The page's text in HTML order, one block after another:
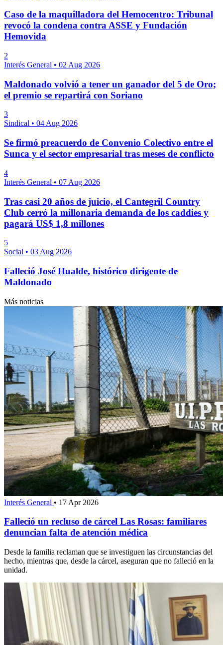
Caso de la maquilladora del Hemocentro: Tribunal
revocó la condena contra ASSE y Fundación
Hemovida
2
Interés General • 02 Aug 2026
Maldonado volvió a tener un ganador del 5 de Oro;
el premio se repartirá con Soriano
3
Sindical • 04 Aug 2026
Se firmó preacuerdo de Convenio Colectivo entre el
Sunca y el sector empresarial tras meses de conflicto
4
Interés General • 07 Aug 2026
Tras casi 20 años de juicio, el Cantegril Country
Club cerró la millonaria demanda de los caddies y
pagará US$ 1,8 millones
5
Social • 03 Aug 2026
Falleció José Hualde, histórico dirigente de
Maldonado
Más noticias
Interés General • 17 Apr 2026
Falleció un recluso de cárcel Las Rosas: familiares
denuncian falta de atención médica
Desde la familia reclaman que se investiguen las circunstancias del
hecho, mientras que, desde la cárcel, aseguran que no falleció en la
unidad.